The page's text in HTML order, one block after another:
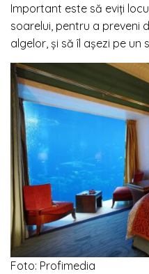
Important este să eviți
soarelui, pentru a preveni
algelor, și să îl așezi pe un
Foto: Profimedia